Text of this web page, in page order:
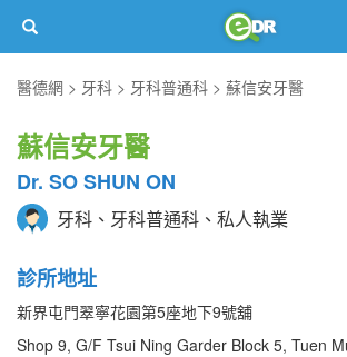
醫德網
牙科 牙科普通科 蘇信安牙醫
蘇信安牙醫
Dr. SO SHUN ON
牙科、牙科普通科、私人執業
診所地址
新界屯門翠寧花園第5座地下9號舖
Shop 9, G/F Tsui Ning Garder Block 5, Tuen